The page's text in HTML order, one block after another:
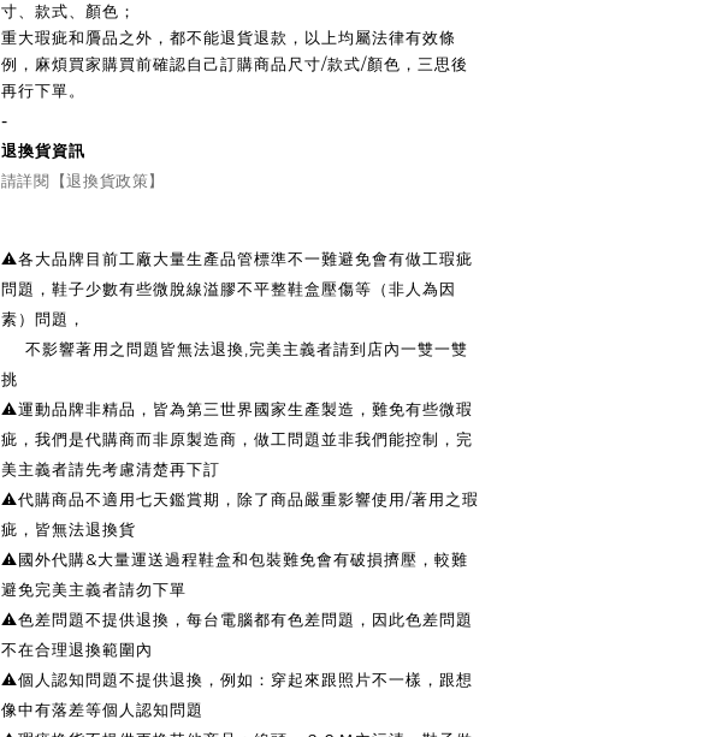
寸、款式、顏色；
重大瑕疵和贗品之外，都不能退貨退款，以上均屬法律有效條
例，麻煩買家購買前確認自己訂購商品尺寸/款式/顏色，三思後
再行下單。
-
退換貨資訊
請詳閱【退換貨政策】
⚠️各大品牌目前工廠大量生產品管標準不一難避免會有做工瑕疵
問題，鞋子少數有些微脫線溢膠不平整鞋盒壓傷等（非人為因
素）問題，
不影響著用之問題皆無法退換,完美主義者請到店內一雙一雙
挑
⚠️運動品牌非精品，皆為第三世界國家生產製造，難免有些微瑕
疵，我們是代購商而非原製造商，做工問題並非我們能控制，完
美主義者請先考慮清楚再下訂
⚠️代購商品不適用七天鑑賞期，除了商品嚴重影響使用/著用之瑕
疵，皆無法退換貨
⚠️國外代購&大量運送過程鞋盒和包裝難免會有破損擠壓，較難
避免完美主義者請勿下單
⚠️色差問題不提供退換，每台電腦都有色差問題，因此色差問題
不在合理退換範圍內
⚠️個人認知問題不提供退換，例如：穿起來跟照片不一樣，跟想
像中有落差等個人認知問題